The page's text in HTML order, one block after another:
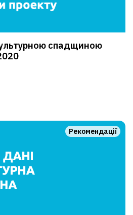
спадщиною
Рекомендації